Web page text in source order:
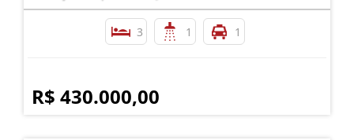
3 1 1
R$ 430.000,00